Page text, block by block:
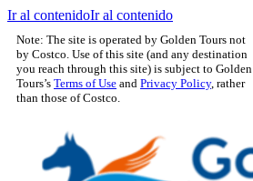
Ir al contenidoIr al contenido
Note: The site is operated by Golden Tours not
by Costco. Use of this site (and any destination
you reach through this site) is subject to Golden
Tours’s Terms of Use and Privacy Policy, rather
than those of Costco.